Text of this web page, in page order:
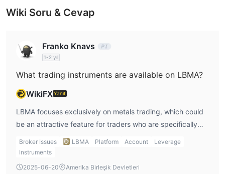
Wiki Soru & Cevap
Franko Knavs
1-2 yıl
What trading instruments are available on LBMA?
WikiFXYanıt
LBMA focuses exclusively on metals trading, which could
be an attractive feature for traders who are specifically
interested in this asset class. However, the lack of other
popular instruments such as forex, cryptocurrencies, and
commodities limits my trading opportunities. If you’re
Broker Issues LBMA Platform Account
Leverage
Instruments
2025-06-20
Amerika Birleşik Devletleri